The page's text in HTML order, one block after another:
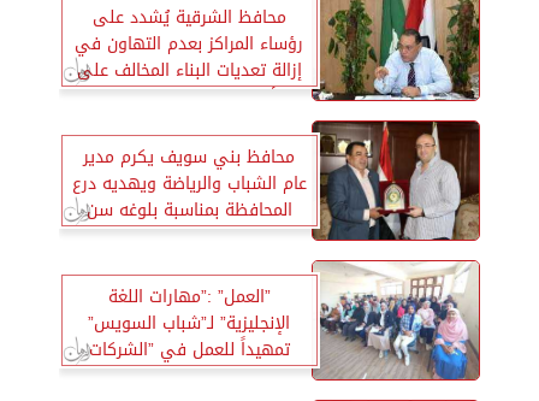
محافظ الشرقية يُشدد على
رؤساء المراكز بعدم التهاون في
إزالة تعديات البناء المخالف على
الأراضي الزراعية في المهد
محافظ بني سويف يكرم مدير
عام الشباب والرياضة ويهديه درع
المحافظة بمناسبة بلوغه سن
الإحالة للمعاش
”العمل” :”مهارات اللغة
الإنجليزية” لـ”شباب السويس”
تمهيداً للعمل في ”الشركات
الخاصة” بالمحافظة